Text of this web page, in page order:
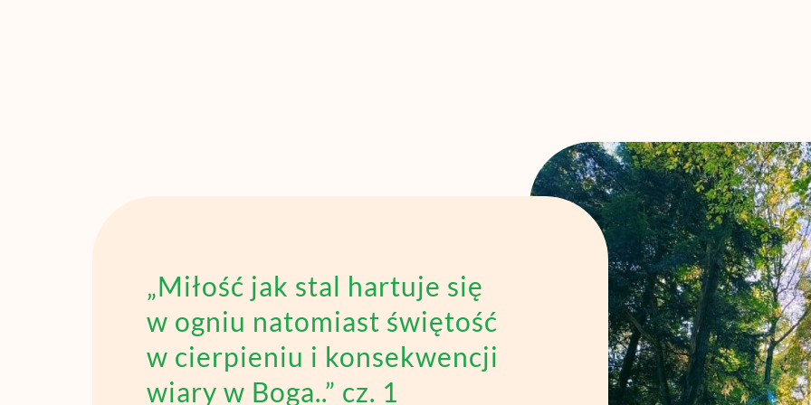
„Miłość jak stal hartuje się
w ogniu natomiast świętość
w cierpieniu i konsekwencji
wiary w Boga..” cz. 1